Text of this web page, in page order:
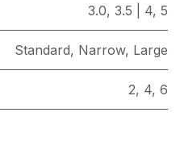
3.0, 3.5 | 4, 5
Standard, Narrow, Large
2, 4, 6